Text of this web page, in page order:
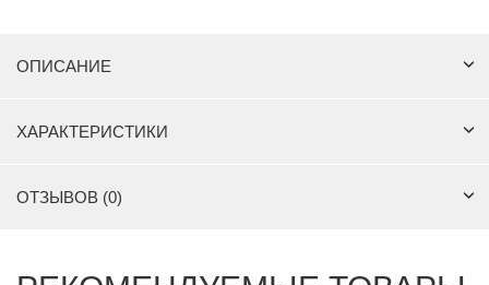
ОПИСАНИЕ
ХАРАКТЕРИСТИКИ
ОТЗЫВОВ (0)